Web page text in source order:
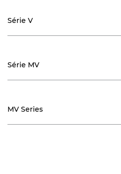
Série V
Série MV
MV Series